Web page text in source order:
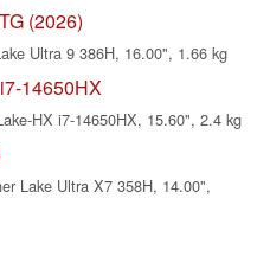
(2026)
Ultra 9 386H, 16.00", 1.66 kg
14650HX
HX i7-14650HX, 15.60", 2.4 kg
Lake Ultra X7 358H, 14.00",